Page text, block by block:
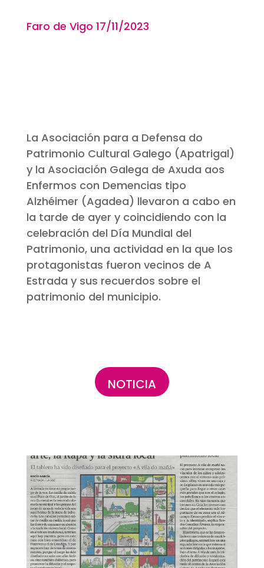
Faro de Vigo 17/11/2023
La Asociación para a Defensa do
Patrimonio Cultural Galego (Apatrigal)
y la Asociación Galega de Axuda aos
Enfermos con Demencias tipo
Alzhéimer (Agadea) llevaron a cabo en
la tarde de ayer y coincidiendo con la
celebración del Día Mundial del
Patrimonio, una actividad en la que los
protagonistas fueron vecinos de A
Estrada y sus recuerdos sobre el
patrimonio del municipio.
NOTICIA